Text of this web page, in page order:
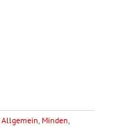
Allgemein, Minden,